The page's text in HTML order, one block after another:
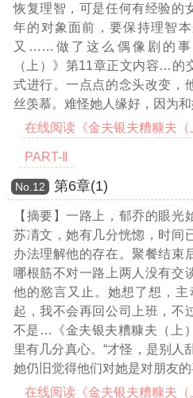
恢复理智，可是任何有经验的
年的对象面前，要保持理智
又……做了这么偶像剧的事
（上）》第11章正文内容… 的
式进行。一点点的念头改变，
丝羡慕。难怪她人缘好，因为和
在线阅读《金夫银夫糟糠夫（
PART-Ⅱ
Νο.12 第6章(1)
【摘要】一路上，郁乔的眼
苏凊文，她有几分恍惚，时间
办法理解他的存在。聚餐结束
哪根筋不对一路上两人没有交
他的慾言又止。她想了想，主
起，我不会再回公司上班，不
不是 …《金夫银夫糟糠夫（上
里有几分真心。“才怪，是别人
她仍旧觉得他们对她是对朋友的
在线阅读《金夫银夫糟糠夫（